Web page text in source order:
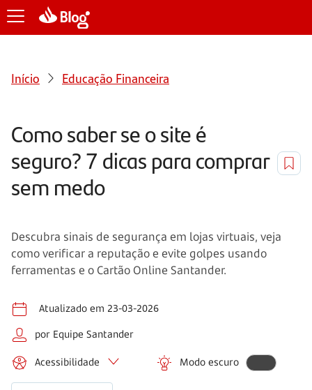
Início Educação Financeira
Como saber se o site é
seguro? 7 dicas para comprar
sem medo
Descubra sinais de segurança em lojas virtuais, veja
como verificar a reputação e evite golpes usando
ferramentas e o Cartão Online Santander.
Atualizado em 23-03-2026
por Equipe Santander
Acessibilidade Modo escuro